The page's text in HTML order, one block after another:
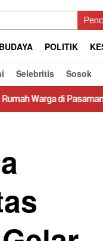
BUDAYA POLITIK
Selebritis Sosok
Pasaman Tanpa Dasar